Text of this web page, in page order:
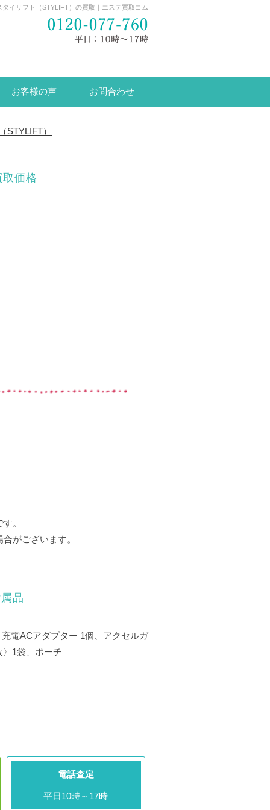
タイリフト（STYLIFT）の買取｜エステ買取コム
お客様の声 お問合わせ
STYLIFT）
価格
。
がございます。
品
電ACアダプター 1個、アクセルガ
1袋、ポーチ
電話査定
平日10時～17時